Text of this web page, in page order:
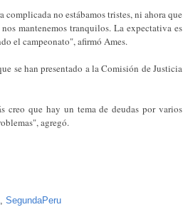
no estábamos tristes, ni ahora que
mantenemos tranquilos. La expectativa es
el campeonato", afirmó Ames.
se han presentado a la Comisión de Justicia
creo que hay un tema de deudas por varios
agregó.
SegundaPeru